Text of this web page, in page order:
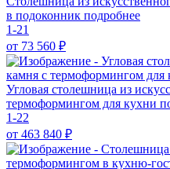
в подоконник подробнее
1-21
от 73 560 ₽
Угловая столешница из
термоформингом для кухни
1-22
от 463 840 ₽